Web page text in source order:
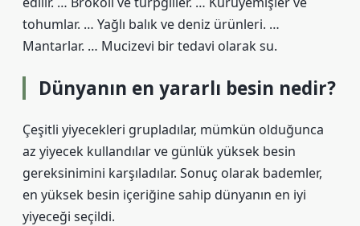
tohumlar. … Yağlı balık ve deniz ürünleri. …
Mantarlar. … Mucizevi bir tedavi olarak su.
Dünyanın en yararlı besin nedir?
Çeşitli yiyecekleri grupladılar, mümkün olduğunca
az yiyecek kullandılar ve günlük yüksek besin
gereksinimini karşıladılar. Sonuç olarak bademler,
en yüksek besin içeriğine sahip dünyanın en iyi
yiyeceği seçildi.